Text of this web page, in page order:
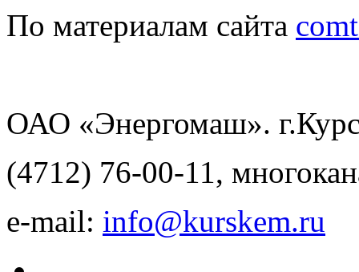
По материалам сайта
ОАО «Энергомаш».
(4712) 76-00-11,
e-mail: info@kurskem.ru